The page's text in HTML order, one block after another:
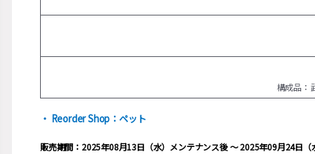
構成品：
・ Reorder Shop：ペット
販売期間：2025年08月13日（水）メンテナンス後 ～ 2025年09月24日（